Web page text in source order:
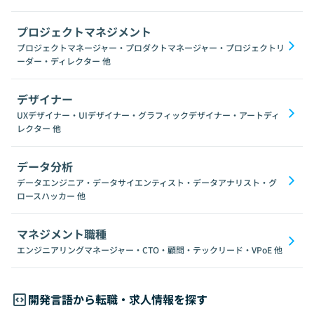
プロジェクトマネジメント
プロジェクトマネージャー・プロダクトマネージャー・プロジェクトリ
ーダー・ディレクター 他
デザイナー
UXデザイナー・UIデザイナー・グラフィックデザイナー・アートディ
レクター 他
データ分析
データエンジニア・データサイエンティスト・データアナリスト・グ
ロースハッカー 他
マネジメント職種
エンジニアリングマネージャー・CTO・顧問・テックリード・VPoE他
開発言語から転職・求人情報を探す